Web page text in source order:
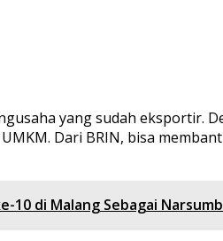
yang sudah eksportir.
Dari BRIN, bisa
10 di Malang Sebagai